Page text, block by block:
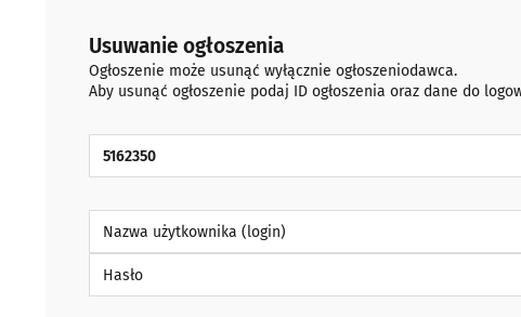
Usuwanie ogłoszenia
Ogłoszenie może usunąć wyłącznie ogłoszeniodawca.
Aby usunąć ogłoszenie podaj ID ogłoszenia oraz dane do